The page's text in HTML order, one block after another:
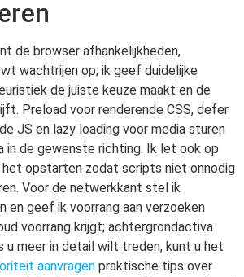
de browser afhankelijkheden,
wachtrijen op; ik geef duidelijke
de juiste keuze maakt en de
Preload voor renderende CSS, defer
JS en lazy loading voor media sturen
in de gewenste richting. Ik let ook op
het opstarten zodat scripts niet onnodig
Voor de netwerkkant stel ik
en geef ik voorrang aan verzoeken
voorrang krijgt; achtergrondactiva
u meer in detail wilt treden, kunt u het
aanvragen praktische tips over